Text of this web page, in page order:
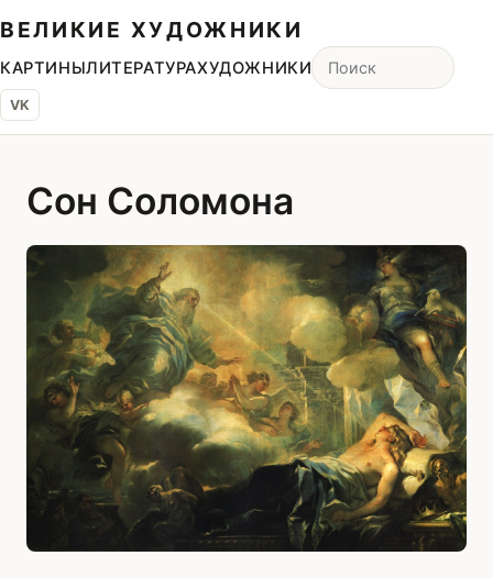
ВЕЛИКИЕ ХУДОЖНИКИ
КАРТИНЫЛИТЕРАТУРАХУДОЖНИКИ
VK
Сон Соломона